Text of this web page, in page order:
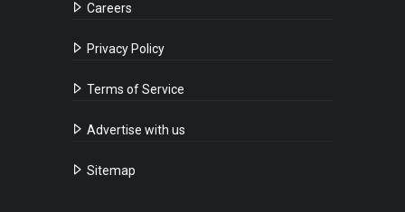
Careers
Privacy Policy
Terms of Service
Advertise with us
Sitemap